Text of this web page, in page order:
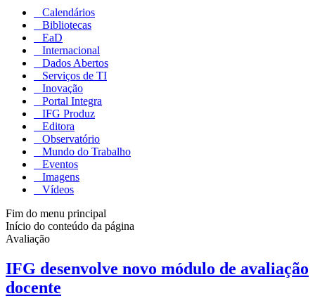
Calendários
Bibliotecas
EaD
Internacional
Dados Abertos
Serviços de TI
Inovação
Portal Integra
IFG Produz
Editora
Observatório
Mundo do Trabalho
Eventos
Imagens
Vídeos
Fim do menu principal
Início do conteúdo da página
Avaliação
IFG desenvolve novo módulo de avaliação
docente